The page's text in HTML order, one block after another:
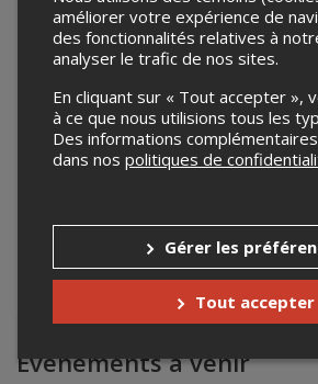
Leaflet| ©
Événements à venir
améliorer votre expérience de
des fonctionnalités relatives à
analyser le trafic de nos sites.
En cliquant sur « Tout accepter »,
à ce que nous utilisions tous les
Des informations
dans nos politiques de
Gérer les
Tout accepter